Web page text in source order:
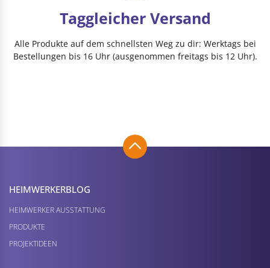
Taggleicher Versand
Alle Produkte auf dem schnellsten Weg zu dir: Werktags bei
Bestellungen bis 16 Uhr (ausgenommen freitags bis 12 Uhr).
HEIMWERKER­BLOG
HEIMWERKER AUSSTATTUNG
PRODUKTE
PROJEKTIDEEN